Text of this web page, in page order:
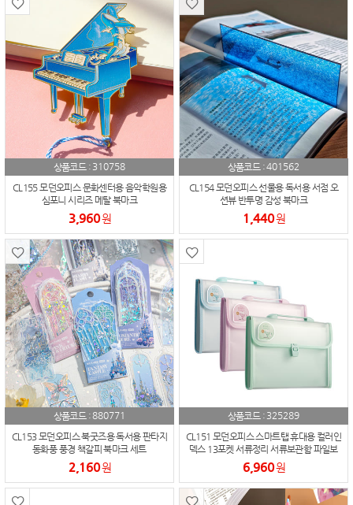
상품코드 : 310758
CL155 모던오피스 문화센터용 음악학원용
심포니 시리즈 메탈 북마크
3,960원
상품코드 :401562
CL154 모던오피스 선물용 독서용 서점 오
션뷰 반투명 감성 북마크
1,440원
상품코드 :880771
CL153 모던오피스 북굿즈용 독서용 판타지
동화풍 풍경 책갈피 북마크 세트
2,160원
상품코드 : 325289
CL151 모던오피스 스마트탭 휴대용 컬러인
덱스 13포켓 서류정리 서류보관함 파일보
관함
6,960원